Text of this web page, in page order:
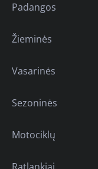
Padangos
Žieminės
Vasarinės
Sezoninės
Motociklų